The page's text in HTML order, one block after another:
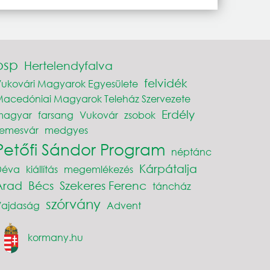
Hertelendyfalva
Magyarok Egyesülete felvidék
Magyarok Teleház Szervezete
farsang Vukovár zsobok Erdély
medgyes
Sándor Program néptánc
kiállítás megemlékezés Kárpátalja
Bécs Szekeres Ferenc táncház
szórvány Advent
kormany.hu